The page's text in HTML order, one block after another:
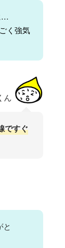
…
く強気
ですぐ
ん
と